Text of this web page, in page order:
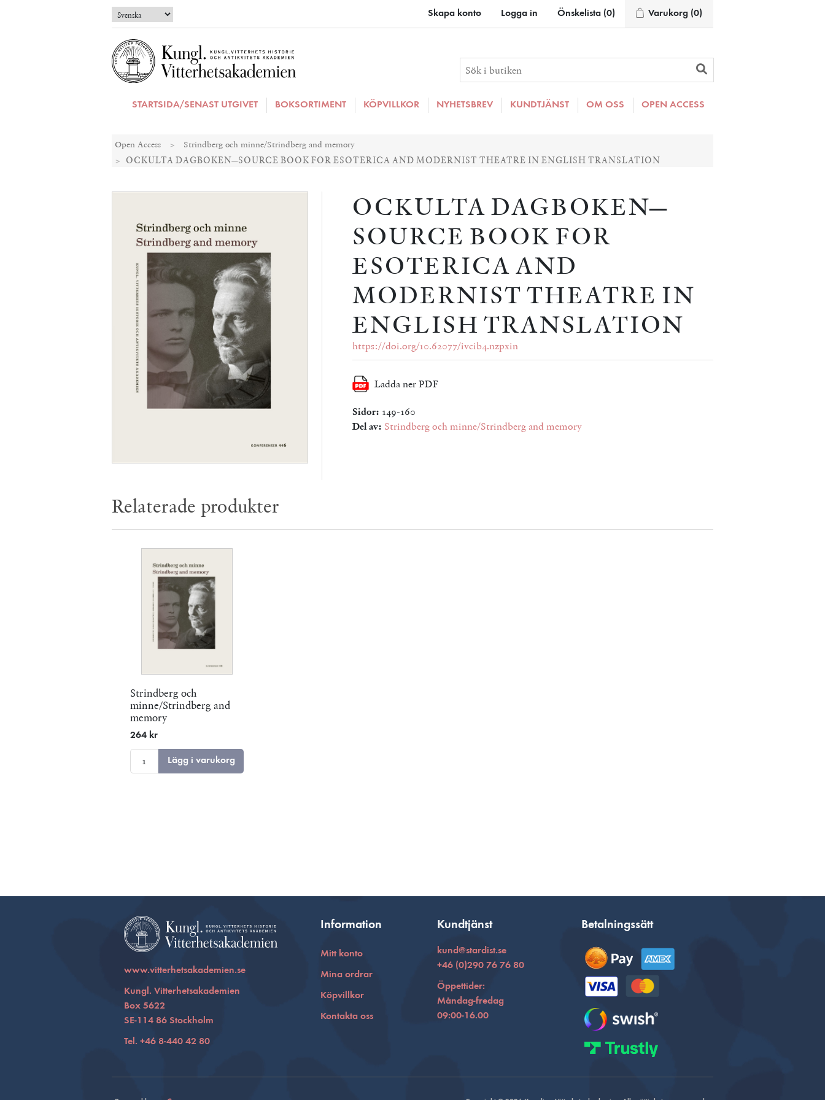
Skapa konto Logga in Önskelista (0) Varukorg (0)
STARTSIDA/SENAST UTGIVET BOKSORTIMENT KÖPVILLKOR NYHETSBREV KUNDTJÄNST OM OSS OPEN ACCESS
Open Access
Strindberg och minne/Strindberg and memory
OCKULTA DAGBOKEN—SOURCE BOOK FOR ESOTERICA AND MODERNIST THEATRE IN ENGLISH TRANSLATION
OCKULTA DAGBOKEN—
SOURCE BOOK FOR
ESOTERICA AND
MODERNIST THEATRE IN
ENGLISH TRANSLATION
https://doi.org/10.62077/ivcib4.nzpxin
Ladda ner PDF
Sidor: 149-160
Del av: Strindberg och minne/Strindberg and memory
Relaterade produkter
Strindberg och
minne/Strindberg and
memory
264 kr
Lägg i varukorg
www.vitterhetsakademien.se
Kungl. Vitterhetsakademien
Box 5622
SE-114 86 Stockholm
Tel. +46 8-440 42 80
Information
Mitt konto
Mina ordrar
Köpvillkor
Kontakta oss
Kundtjänst
kund@stardist.se
+46 (0)290 76 76 80
Öppettider:
Måndag-fredag
09:00-16.00
Betalningssätt